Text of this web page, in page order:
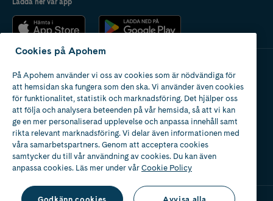
Ladda ner vår app
Apotek med tillstånd
av Läkemedelsverket
Cookies på Apohem
På Apohem använder vi oss av cookies som är nödvändiga för
att hemsidan ska fungera som den ska. Vi använder även cookies
för funktionalitet, statistik och marknadsföring. Det hjälper oss
att följa och analysera beteenden på vår hemsida, så att vi kan
ge en mer personaliserad upplevelse och anpassa innehåll samt
rikta relevant marknadsföring. Vi delar även informationen med
våra samarbetspartners. Genom att acceptera cookies
samtycker du till vår användning av cookies. Du kan även
anpassa cookies. Läs mer under vårCookie Policy